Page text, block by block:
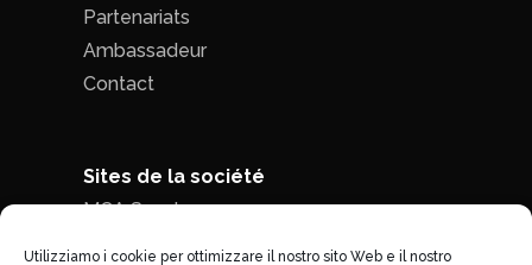
Utilizziamo i cookie per ottimizzare il nostro sito Web e il nostro
Partenariats
Ambassadeur
Contact
Sites de la société
MCA Seed